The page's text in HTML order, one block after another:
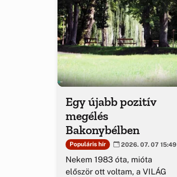
Egy újabb pozitív
megélés
Bakonybélben
Populáris hír 2026. 07. 07 15:49
Nekem 1983 óta, mióta
először ott voltam, a VILÁG